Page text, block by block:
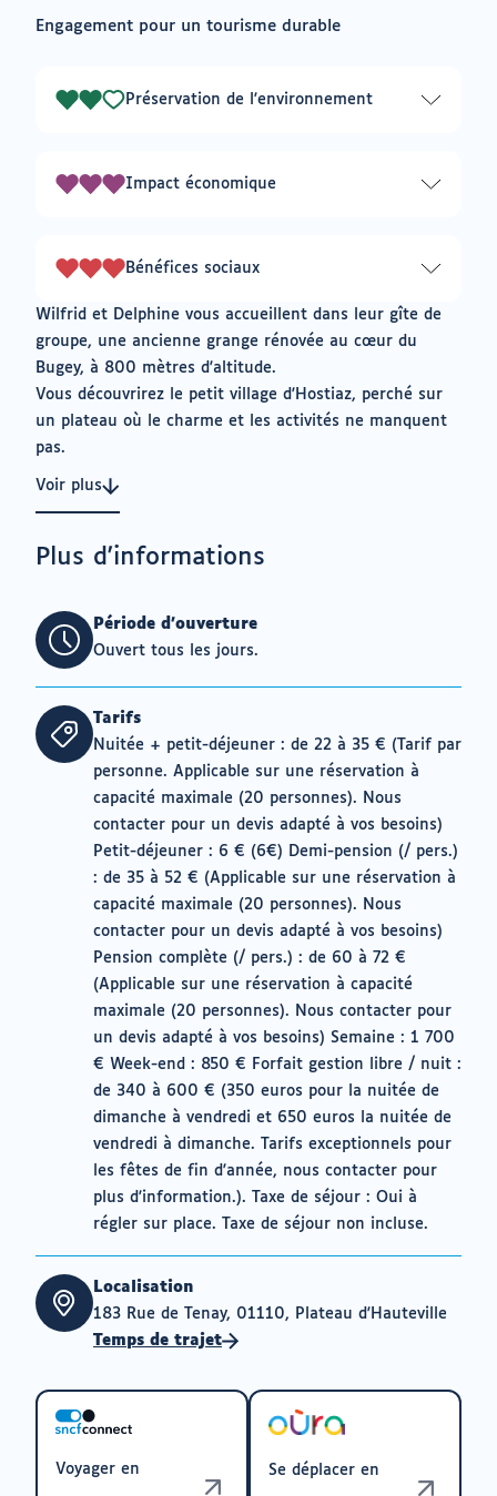
connecté
à
vers
messagerie
Engagement pour un tourisme durable
Préservation de l'environnement
2
Impact économique
3
Bénéfices sociaux
3
sur
Wilfrid et Delphine vous accueillent dans leur gîte de
groupe, une ancienne grange rénovée au cœur du
Bugey, à 800 mètres d'altitude.
Vous découvrirez le petit village d'Hostiaz, perché sur
un plateau où le charme et les activités ne manquent
pas.
Voir plus
Plus d'informations
Période d'ouverture
Ouvert tous les jours.
Tarifs
Nuitée + petit-déjeuner : de 22 à 35 € (Tarif par
personne. Applicable sur une réservation à
capacité maximale (20 personnes). Nous
contacter pour un devis adapté à vos besoins)
Petit-déjeuner : 6 € (6€) Demi-pension (/ pers.)
: de 35 à 52 € (Applicable sur une réservation à
capacité maximale (20 personnes). Nous
contacter pour un devis adapté à vos besoins)
Pension complète (/ pers.) : de 60 à 72 €
(Applicable sur une réservation à capacité
maximale (20 personnes). Nous contacter pour
un devis adapté à vos besoins) Semaine : 1 700
€ Week-end : 850 € Forfait gestion libre / nuit :
de 340 à 600 € (350 euros pour la nuitée de
dimanche à vendredi et 650 euros la nuitée de
vendredi à dimanche. Tarifs exceptionnels pour
les fêtes de fin d'année, nous contacter pour
plus d'information.). Taxe de séjour : Oui à
régler sur place. Taxe de séjour non incluse.
Localisation
183 Rue de Tenay, 01110, Plateau d'Hauteville
Temps de trajet
Voyager en Se déplacer en